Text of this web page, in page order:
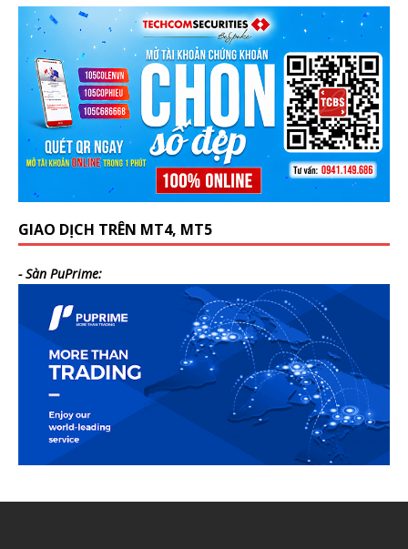
GIAO DỊCH TRÊN MT4, MT5
- Sàn PuPrime: